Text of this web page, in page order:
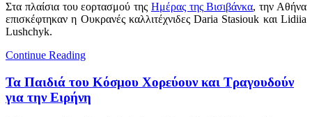
Στα πλαίσια του εορτασμού της Ημέρας της Βισιβάνκα, την Αθήνα
επισκέφτηκαν η Ουκρανές καλλιτέχνιδες Daria Stasiouk και Lidiia
Lushchyk.
Continue Reading
Τα Παιδιά του Κόσμου Χορεύουν και Τραγουδούν
για την Ειρήνη